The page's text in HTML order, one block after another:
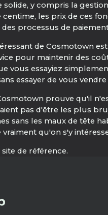
solide, y compris la
les prix de ces
des processus de
de Cosmotown
pour maintenir des
vous essayiez
essayer de vous
prouve qu'il
pas d'être les plus
sans les maux de tête
qu'on s'y
de référence.